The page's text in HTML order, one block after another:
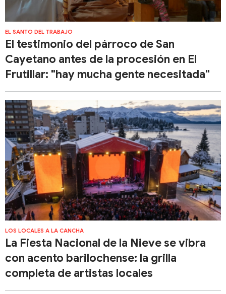
EL SANTO DEL TRABAJO
El testimonio del párroco de San
Cayetano antes de la procesión en El
Frutillar: "hay mucha gente necesitada"
LOS LOCALES A LA CANCHA
La Fiesta Nacional de la Nieve se vibra
con acento barilochense: la grilla
completa de artistas locales